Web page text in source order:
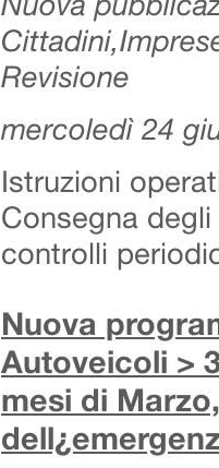
Revisione
mercoledì 24
Istruzioni
Consegna
controlli
Nuova
Autoveicoli >
mesi di